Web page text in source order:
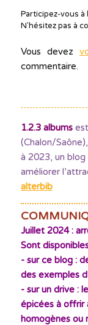
Participez-vous à
N'hésitez pas à
Vous devez
commentaire.
1.2.3 albumsest
(Chalon/
à 2023, un
améliorer
alterbib
Juillet 2024 :
Sont
- sur ce blog :
des exemples
- sur un drive :
épicées à offrir
homogènes ou